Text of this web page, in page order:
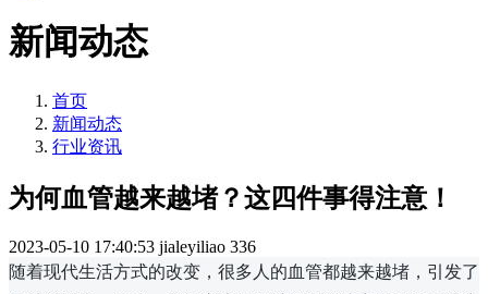
新闻动态
首页
新闻动态
行业资讯
为何血管越来越堵？这四件事得注意！
2023-05-10 17:40:53 jialeyiliao 336
随着现代生活方式的改变，很多人的血管都越来越堵，引发了